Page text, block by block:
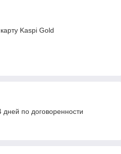
Kaspi Gold
дней по договоренности